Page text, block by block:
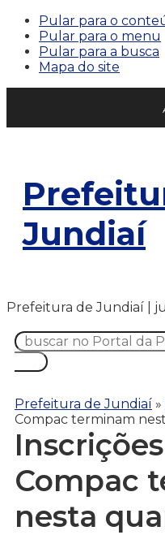
Pular para o
Pular para o menu
Pular para a busca
Mapa do site
Jundiaí
Prefeitura de Jundiaí |
Prefeitura de Jundiaí »
Compac terminam
Compac
nesta